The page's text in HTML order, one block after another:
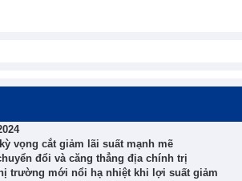
vọng cắt giảm lãi suất mạnh mẽ
đổi và căng thẳng địa chính trị
trường mới nổi hạ nhiệt khi lợi suất giảm